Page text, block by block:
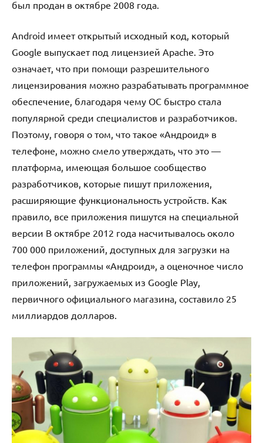
был продан в октябре 2008 года.
Android имеет открытый исходный код, который
Google выпускает под лицензией Apache. Это
означает, что при помощи разрешительного
лицензирования можно разрабатывать программное
обеспечение, благодаря чему ОС быстро стала
популярной среди специалистов и разработчиков.
Поэтому, говоря о том, что такое «Андроид» в
телефоне, можно смело утверждать, что это —
платформа, имеющая большое сообщество
разработчиков, которые пишут приложения,
расширяющие функциональность устройств. Как
правило, все приложения пишутся на специальной
версии В октябре 2012 года насчитывалось около
700 000 приложений, доступных для загрузки на
телефон программы «Андроид», а оценочное число
приложений, загружаемых из Google Play,
первичного официального магазина, составило 25
миллиардов долларов.